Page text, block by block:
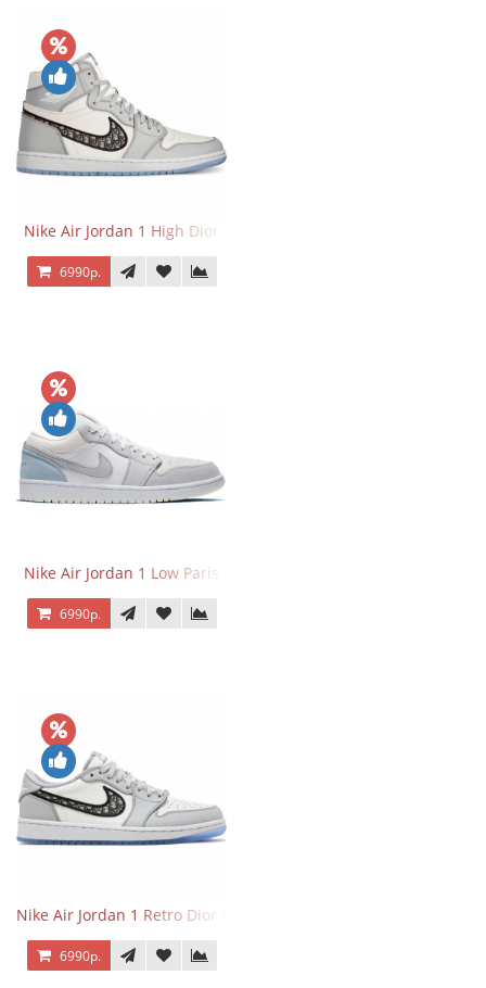
Nike Air Jordan 1 High Dior
6990р.
Nike Air Jordan 1 Low Paris
6990р.
Nike Air Jordan 1 Retro Dior Low
6990р.